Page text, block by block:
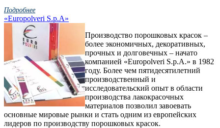
Подробнее
«Europolveri S.p.A»
Производство порошковых красок –
более экономичных, декоративных,
прочных и долговечных – начато
компанией «Europolveri S.p.A.» в 1982
году. Более чем пятидесятилетний
производственный и
исследовательский опыт в области
производства лакокрасочных
материалов позволил завоевать
основные мировые рынки и стать одним из европейских
лидеров по производству порошковых красок.